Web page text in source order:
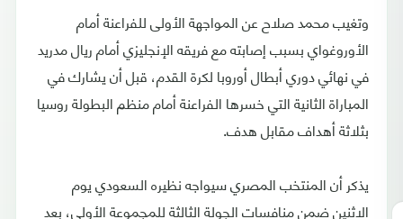
وتغيب محمد صلاح عن المواجهة الأولى للفراعنة أمام
الأوروغواي بسبب إصابته مع فريقه الإنجليزي أمام ريال مدريد
في نهائي دوري أبطال أوروبا لكرة القدم، قبل أن يشارك في
المباراة الثانية التي خسرها الفراعنة أمام منظم البطولة روسيا
بثلاثة أهداف مقابل هدف.
يذكر أن المنتخب المصري سيواجه نظيره السعودي يوم
الاثنين ضمن منافسات الجولة الثالثة للمجموعة الأولى، بعد